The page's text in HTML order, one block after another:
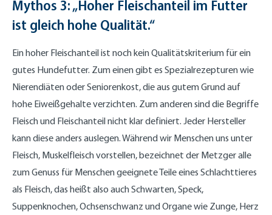
Mythos 3: „Hoher Fleischanteil im Futter
ist gleich hohe Qualität.“
Ein hoher Fleischanteil ist noch kein Qualitätskriterium für ein
gutes Hundefutter. Zum einen gibt es Spezialrezepturen wie
Nierendiäten oder Seniorenkost, die aus gutem Grund auf
hohe Eiweißgehalte verzichten. Zum anderen sind die Begriffe
Fleisch und Fleischanteil nicht klar definiert. Jeder Hersteller
kann diese anders auslegen. Während wir Menschen uns unter
Fleisch, Muskelfleisch vorstellen, bezeichnet der Metzger alle
zum Genuss für Menschen geeignete Teile eines Schlachttieres
als Fleisch, das heißt also auch Schwarten, Speck,
Suppenknochen, Ochsenschwanz und Organe wie Zunge, Herz